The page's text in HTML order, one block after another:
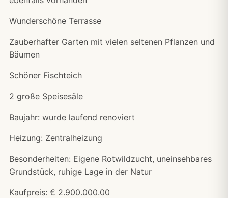
Wunderschöne Terrasse
Zauberhafter Garten mit vielen seltenen Pflanzen und
Bäumen
Schöner Fischteich
2 große Speisesäle
Baujahr: wurde laufend renoviert
Heizung: Zentralheizung
Besonderheiten: Eigene Rotwildzucht, uneinsehbares
Grundstück, ruhige Lage in der Natur
Kaufpreis: € 2.900.000.00